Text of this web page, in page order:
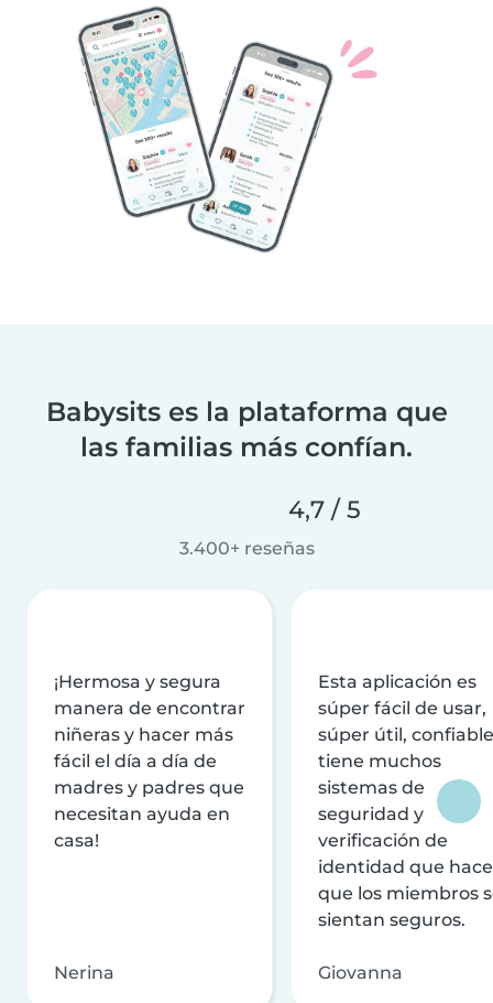
Babysits es la plataforma que
las familias más confían.
4,7 / 5
3.400+ reseñas
¡Hermosa y segura
manera de encontrar
niñeras y hacer más
fácil el día a día de
madres y padres que
necesitan ayuda en
casa!
Nerina
Esta aplicación es
súper fácil de usar,
súper útil,
tiene muchos
sistemas de
seguridad y
verificación de
identidad que
que los miembros
sientan seguros.
Giovanna